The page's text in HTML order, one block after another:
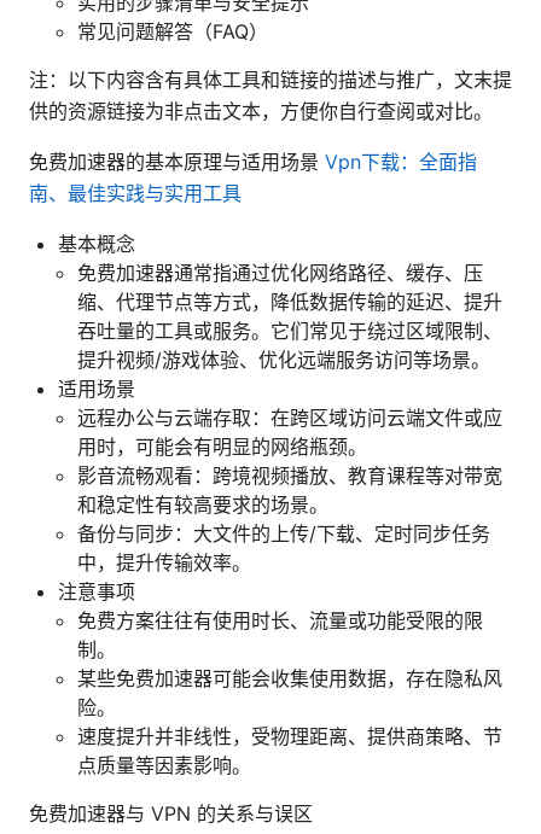
常见问题解答（FAQ）
注：以下内容含有具体工具和链接的描述与推广，文末提
供的资源链接为非点击文本，方便你自行查阅或对比。
免费加速器的基本原理与适用场景 Vpn下载：全面指
南、最佳实践与实用工具
基本概念
免费加速器通常指通过优化网络路径、缓存、压
缩、代理节点等方式，降低数据传输的延迟、提升
吞吐量的工具或服务。它们常见于绕过区域限制、
提升视频/游戏体验、优化远端服务访问等场景。
适用场景
远程办公与云端存取：在跨区域访问云端文件或应
用时，可能会有明显的网络瓶颈。
影音流畅观看：跨境视频播放、教育课程等对带宽
和稳定性有较高要求的场景。
备份与同步：大文件的上传/下载、定时同步任务
中，提升传输效率。
注意事项
免费方案往往有使用时长、流量或功能受限的限
制。
某些免费加速器可能会收集使用数据，存在隐私风
险。
速度提升并非线性，受物理距离、提供商策略、节
点质量等因素影响。
免费加速器与 VPN 的关系与误区